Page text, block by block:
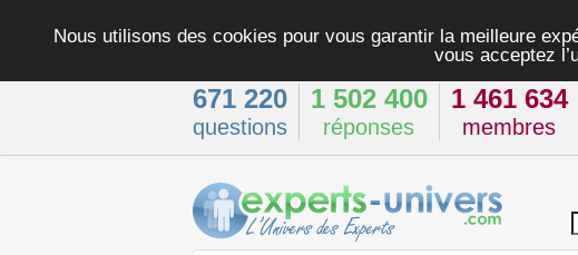
Nous utilisons des cookies pour vous garantir la meilleure
vous acceptez
671 220
questions
1 502 400
réponses
1 461 634
membres